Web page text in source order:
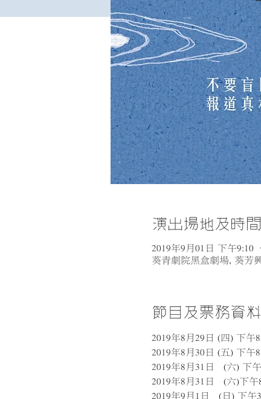
演出場地及時間
2019年9月01日 下午9:10
葵青劇院黑盒劇場, 葵芳
節目及票務資料
2019年8月29日 (四) 下午
2019年8月30日 (五) 下午
2019年8月31日   (六) 下
2019年8月31日   (六)下
2019年9月1日   (日) 下午